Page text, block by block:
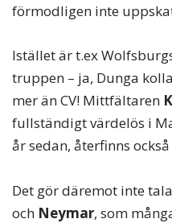
förmodligen inte
Istället är t.ex
truppen – ja, Dunga
mer än CV! Mittfältaren
fullständigt värdelös i
år sedan, återfinns
Det gör däremot inte
och Neymar, som